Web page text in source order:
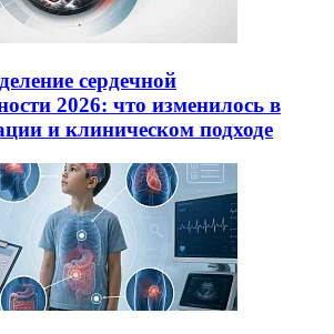
сердечной
2026: что изменилось в
и клиническом подходе